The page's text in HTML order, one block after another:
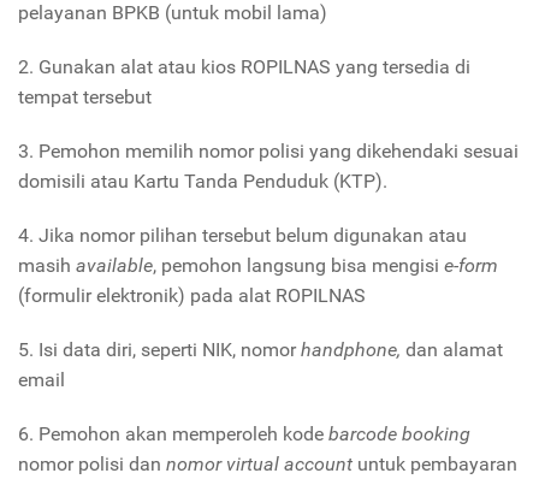
pelayanan BPKB (untuk mobil lama)
2. Gunakan alat atau kios ROPILNAS yang tersedia di
tempat tersebut
3. Pemohon memilih nomor polisi yang dikehendaki sesuai
domisili atau Kartu Tanda Penduduk (KTP).
4. Jika nomor pilihan tersebut belum digunakan atau
masih available, pemohon langsung bisa mengisi e-form
(formulir elektronik) pada alat ROPILNAS
5. Isi data diri, seperti NIK, nomorhandphone, dan alamat
email
6. Pemohon akan memperoleh kode barcode booking
nomor polisi dan nomor virtual account untuk pembayaran